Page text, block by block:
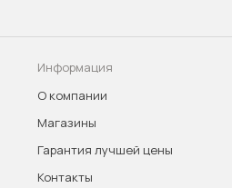
Информация
О компании
Магазины
Гарантия лучшей цены
Контакты